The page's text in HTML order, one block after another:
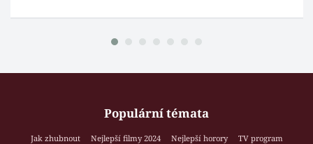
Populární témata
Jak zhubnout Nejlepší filmy 2024 Nejlepší horory
TV program